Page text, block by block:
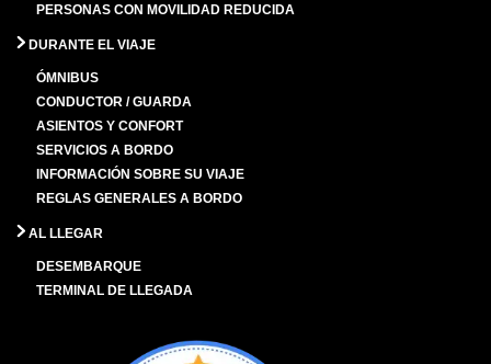
PERSONAS CON MOVILIDAD REDUCIDA
DURANTE EL VIAJE
ÓMNIBUS
CONDUCTOR / GUARDA
ASIENTOS Y CONFORT
SERVICIOS A BORDO
INFORMACIÓN SOBRE SU VIAJE
REGLAS GENERALES A BORDO
AL LLEGAR
DESEMBARQUE
TERMINAL DE LLEGADA